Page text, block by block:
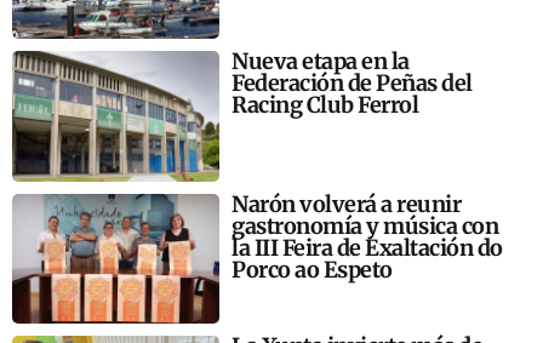
Nueva etapa en la
Federación de Peñas del
Racing Club Ferrol
Narón volverá a reunir
gastronomía y música con
la III Feira de Exaltación do
Porco ao Espeto